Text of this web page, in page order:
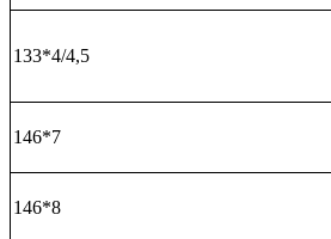
133*4/4,5
146*7
146*8